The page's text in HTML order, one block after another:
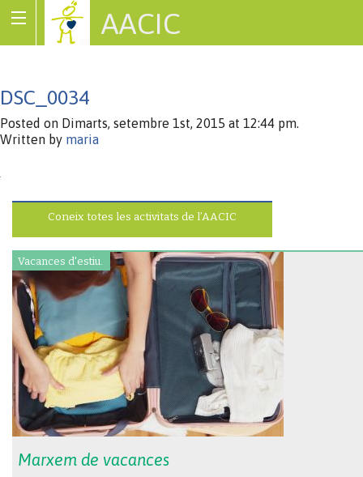
AACIC
DSC_0034
Posted on Dimarts, setembre 1st, 2015 at 12:44 pm.
Written by maria
Coneix totes les activitats de l’AACIC
Vacances d'estiu.
Marxem de vacances